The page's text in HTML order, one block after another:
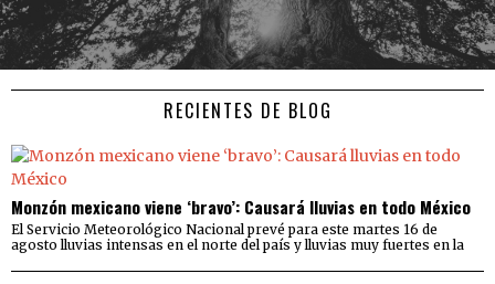
RECIENTES DE BLOG
Monzón mexicano viene ‘bravo’: Causará lluvias en todo México
El Servicio Meteorológico Nacional prevé para este martes 16 de
agosto lluvias intensas en el norte del país y lluvias muy fuertes en la